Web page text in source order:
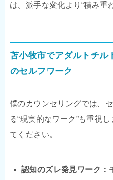
は、派手な変化より“積み重
苫小牧市でアダルトチル
のセルフワーク
僕のカウンセリングでは、
る“現実的なワーク”も重視
てください。
認知のズレ発見ワーク：